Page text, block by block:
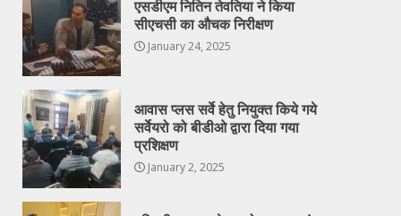
एसडीएम नितिन तेवतिया ने किया
सीएचसी का औचक निरीक्षण
January 24, 2025
आवास प्लस सर्वे हेतु नियुक्त किये गये
सर्वेयरो को बीडीओ द्वारा दिया गया
प्रशिक्षण
January 2, 2025